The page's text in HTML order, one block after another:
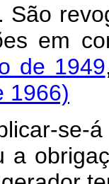
São
em
de 1949
1966)
se-
a